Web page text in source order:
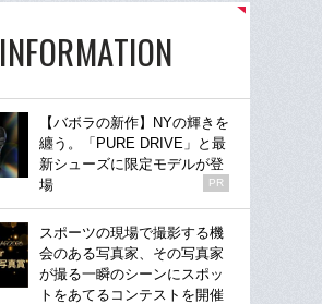
INFORMATION
【バボラの新作】NYの輝きを
纏う。「PURE DRIVE」と最
新シューズに限定モデルが登
場
PR
スポーツの現場で撮影する機
会のある写真家、その写真家
が撮る一瞬のシーンにスポッ
トをあてるコンテストを開催